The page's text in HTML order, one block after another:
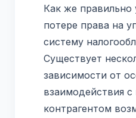
Как же правильно
потере права на
систему
Существует
зависимости от
взаимодействия
контрагентом